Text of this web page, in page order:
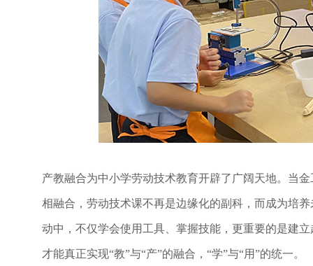
产教融合为中小学劳动技术教育开辟了广阔天地。当
相融合，劳动技术课不再是边缘化的副科，而成为培
动中，不仅学会使用工具、掌握技能，更重要的是建
才能真正实现“教”与“产”的融合，“学”与“用”的统一。